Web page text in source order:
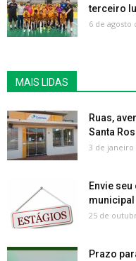
terceiro
6 de agosto
MAIS LIDAS
Ruas,
Santa
3 de janeiro
Envie
municipal
25 de
Prazo